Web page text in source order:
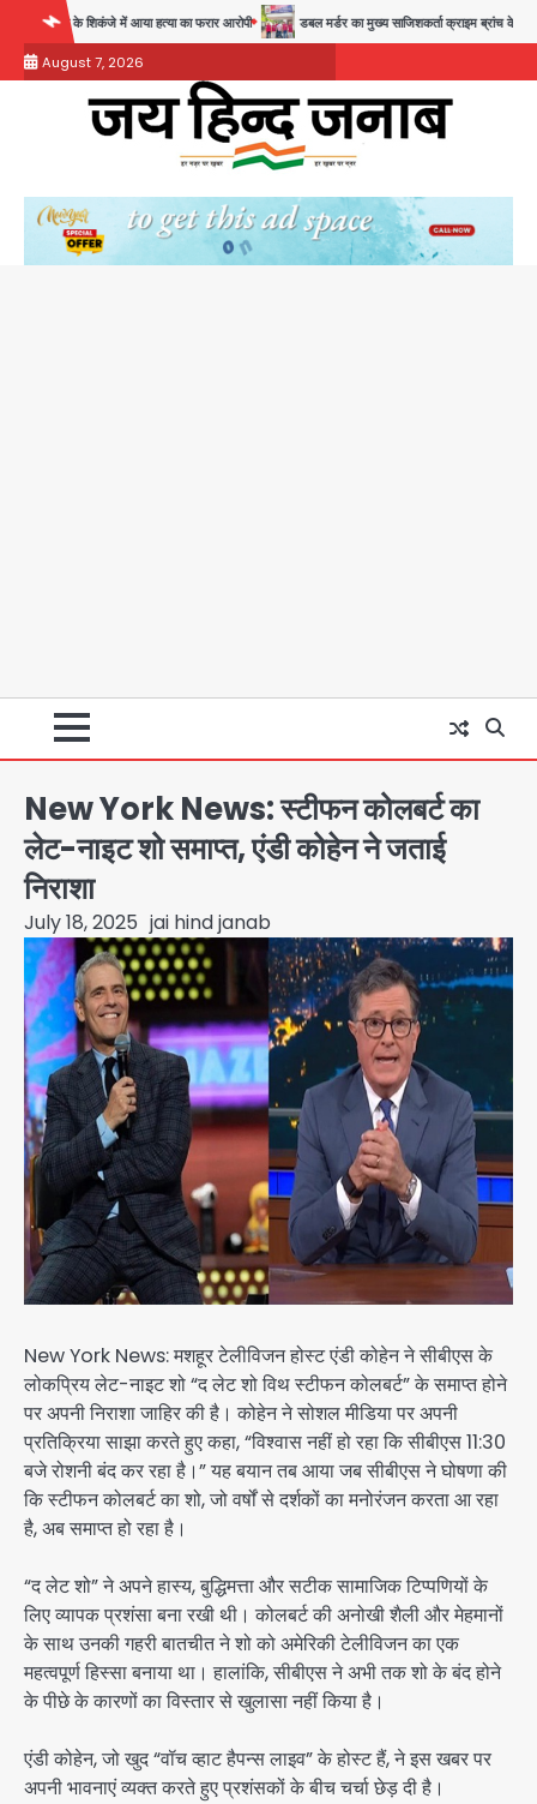
content
शिकंजे में आया हत्या का फरार आरोपी डबल मर्डर का मुख्य साजिशकर्ता क्राइम ब्रांच के हत्थे
August 7, 2026
New York News: स्टीफन कोलबर्ट का
लेट-नाइट शो समाप्त, एंडी कोहेन ने जताई
निराशा
July 18, 2025 jai hind janab
New York News: मशहूर टेलीविजन होस्ट एंडी कोहेन ने सीबीएस के
लोकप्रिय लेट-नाइट शो “द लेट शो विथ स्टीफन कोलबर्ट” के समाप्त होने
पर अपनी निराशा जाहिर की है। कोहेन ने सोशल मीडिया पर अपनी
प्रतिक्रिया साझा करते हुए कहा, “विश्वास नहीं हो रहा कि सीबीएस 11:30
बजे रोशनी बंद कर रहा है।” यह बयान तब आया जब सीबीएस ने घोषणा की
कि स्टीफन कोलबर्ट का शो, जो वर्षों से दर्शकों का मनोरंजन करता आ रहा
है, अब समाप्त हो रहा है।
“द लेट शो” ने अपने हास्य, बुद्धिमत्ता और सटीक सामाजिक टिप्पणियों के
लिए व्यापक प्रशंसा बना रखी थी। कोलबर्ट की अनोखी शैली और मेहमानों
के साथ उनकी गहरी बातचीत ने शो को अमेरिकी टेलीविजन का एक
महत्वपूर्ण हिस्सा बनाया था। हालांकि, सीबीएस ने अभी तक शो के बंद होने
के पीछे के कारणों का विस्तार से खुलासा नहीं किया है।
एंडी कोहेन, जो खुद “वॉच व्हाट हैपन्स लाइव” के होस्ट हैं, ने इस खबर पर
अपनी भावनाएं व्यक्त करते हुए प्रशंसकों के बीच चर्चा छेड़ दी है।